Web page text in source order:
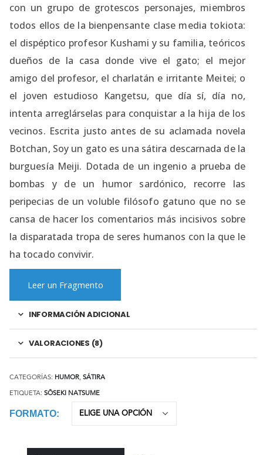
con un grupo de grotescos personajes, miembros
todos ellos de la bienpensante clase media tokiota:
el dispéptico profesor Kushami y su familia, teóricos
dueños de la casa donde vive el gato; el mejor
amigo del profesor, el charlatán e irritante Meitei; o
el joven estudioso Kangetsu, que día sí, día no,
intenta arreglárselas para conquistar a la hija de los
vecinos. Escrita justo antes de su aclamada novela
Botchan, Soy un gato es una sátira descarnada de la
burguesía Meiji. Dotada de un ingenio a prueba de
bombas y de un humor sardónico, recorre las
peripecias de un voluble filósofo gatuno que no se
cansa de hacer los comentarios más incisivos sobre
la disparatada tropa de seres humanos con la que le
ha tocado convivir.
Leer un Fragmento
INFORMACIÓN ADICIONAL
VALORACIONES (8)
CATEGORÍAS: HUMOR, SÁTIRA
ETIQUETA: SŌSEKI NATSUME
FORMATO